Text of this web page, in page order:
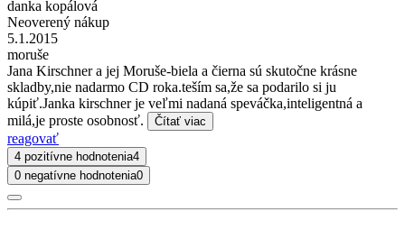
danka kopálová
Neoverený nákup
5.1.2015
moruše
Jana Kirschner a jej Moruše-biela a čierna sú skutočne krásne
skladby,nie nadarmo CD roka.teším sa,že sa podarilo si ju
kúpiť.Janka kirschner je veľmi nadaná speváčka,inteligentná a
milá,je proste osobnosť.
Čítať viac
reagovať
4 pozitívne hodnotenia4
0 negatívne hodnotenia0